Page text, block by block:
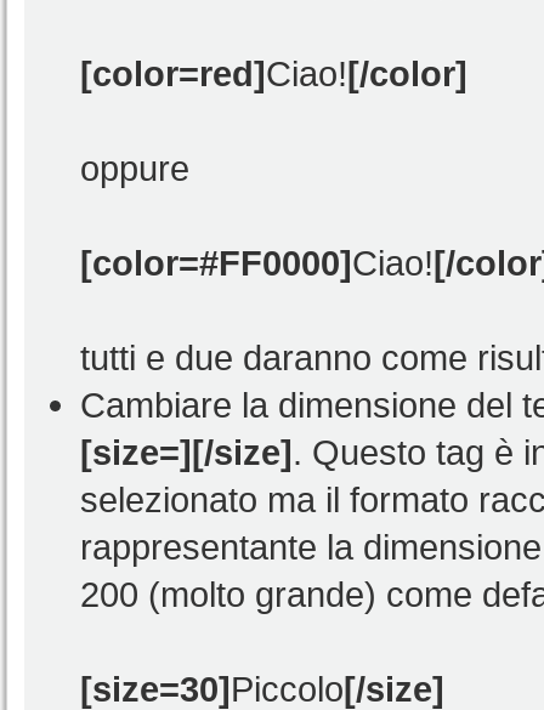
[color=red]Ciao![/color]
oppure
[color=#FF0000]Ciao![/
tutti e due daranno come
Cambiare la dimensione del
[size=][/size]. Questo tag è
selezionato ma il formato
rappresentante la
200 (molto grande) come
[size=30]Piccolo[/size]